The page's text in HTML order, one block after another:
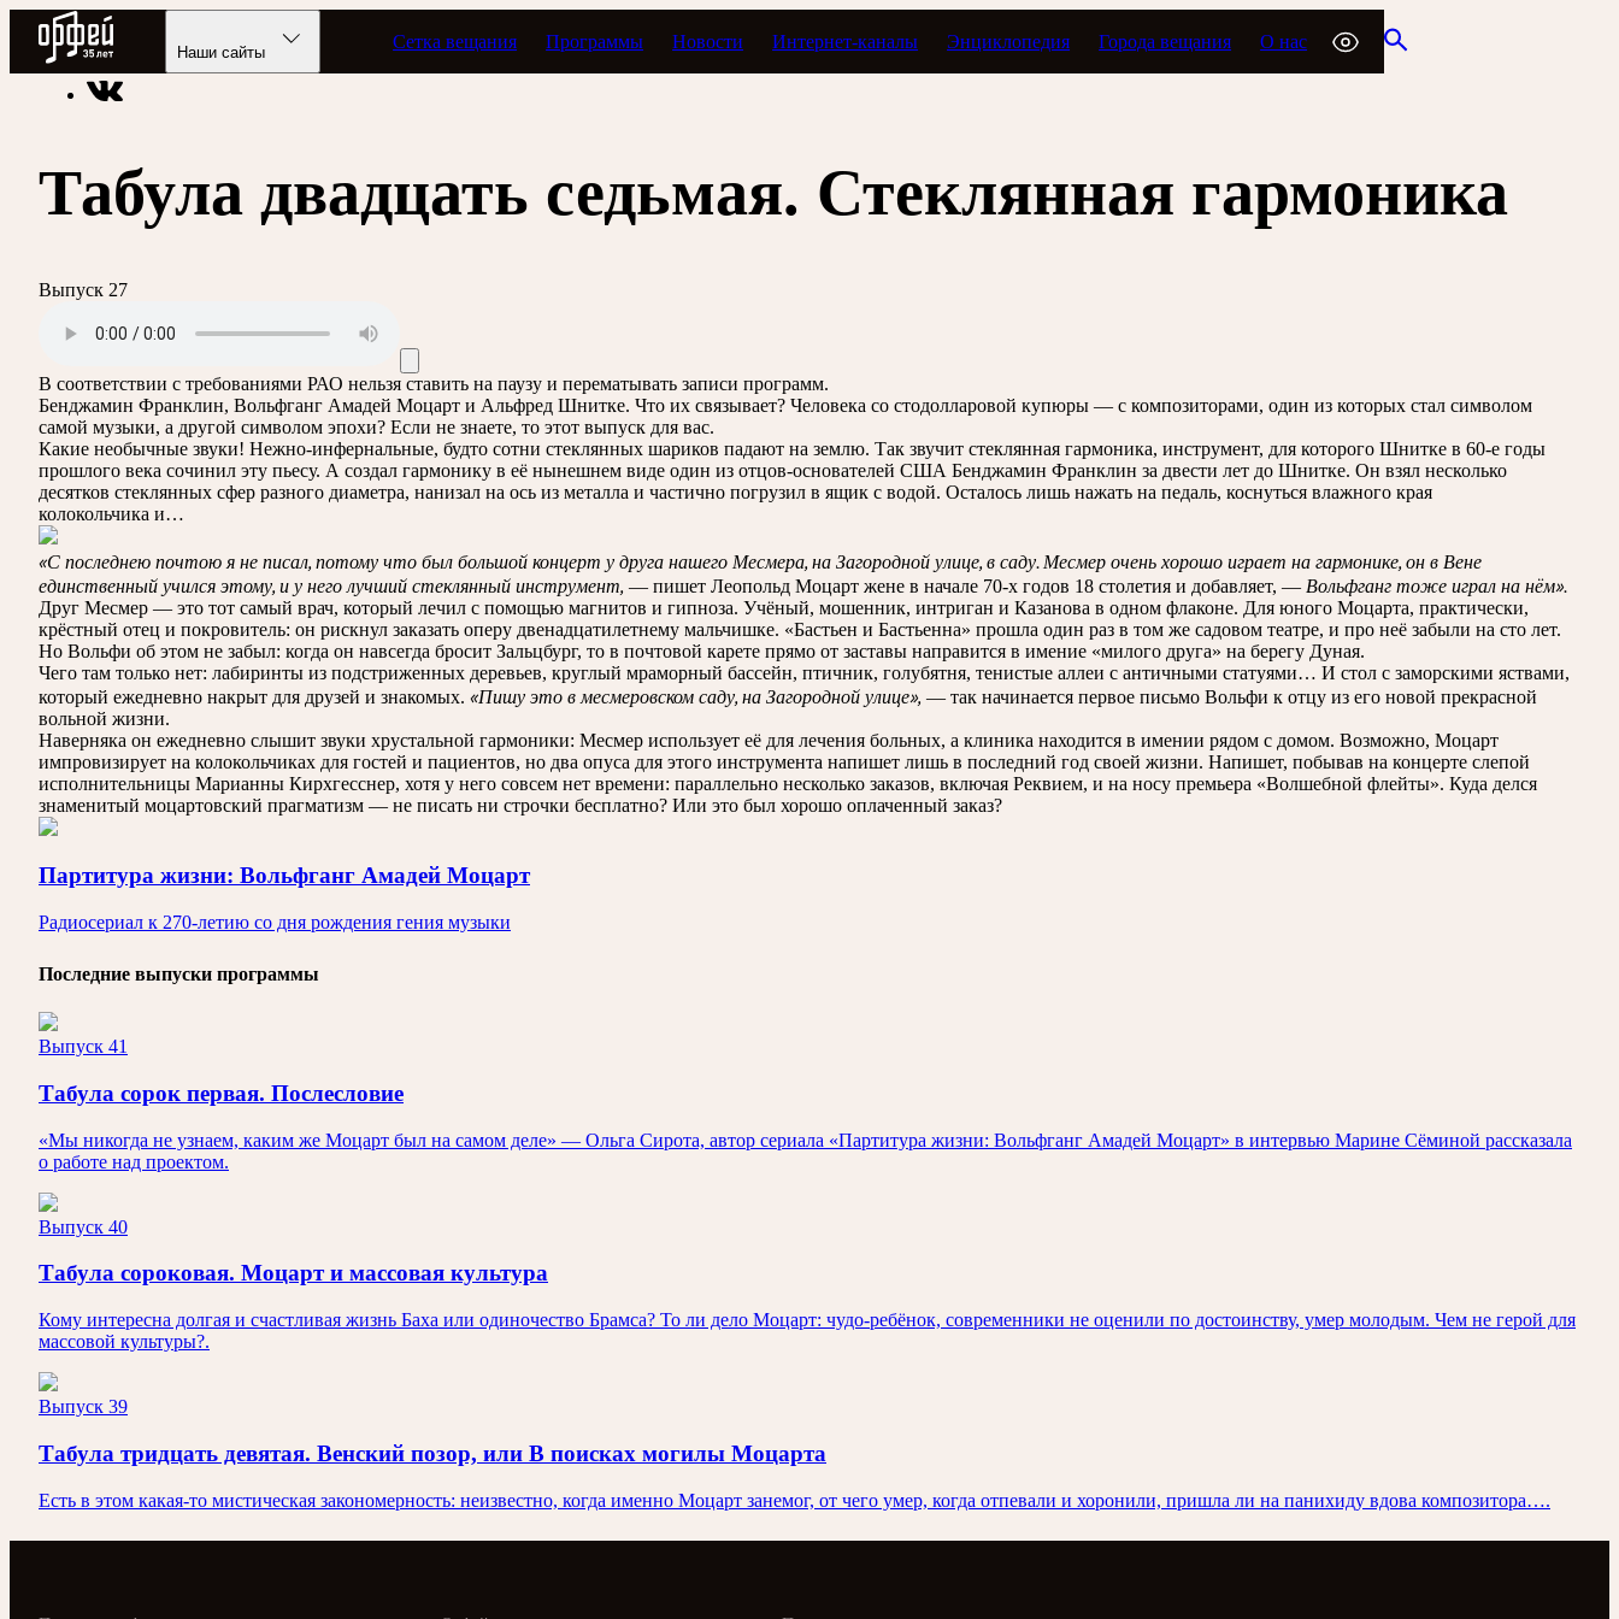
Радио Орфей
Наши сайты
Сетка вещания Программы Новости Интернет-каналы Энциклопедия Города вещания О нас
Радио классической музыки «Орфей» Программы в эфире Партитура жизни: Вольфганг Амадей Моцарт
Табула двадцать седьмая. Стеклянная гармоника
Выпуск 27
В соответствии с требованиями РАО нельзя ставить на паузу и перематывать записи программ.
Бенджамин Франклин, Вольфганг Амадей Моцарт и Альфред Шнитке. Что их связывает? Человека со стодолларовой купюры — с композиторами, один из которых стал символом
самой музыки, а другой символом эпохи? Если не знаете, то этот выпуск для вас.
Какие необычные звуки! Нежно-инфернальные, будто сотни стеклянных шариков падают на землю. Так звучит стеклянная гармоника, инструмент, для которого Шнитке в 60-е годы
прошлого века сочинил эту пьесу. А создал гармонику в её нынешнем виде один из отцов-основателей США Бенджамин Франклин за двести лет до Шнитке. Он взял несколько
десятков стеклянных сфер разного диаметра, нанизал на ось из металла и частично погрузил в ящик с водой. Осталось лишь нажать на педаль, коснуться влажного края
колокольчика и…
«С последнею почтою я не писал, потому что был большой концерт у друга нашего Месмера, на Загородной улице, в саду. Месмер очень хорошо играет на гармонике, он в Вене
единственный учился этому, и у него лучший стеклянный инструмент, — пишет Леопольд Моцарт жене в начале 70-х годов 18 столетия и добавляет, — Вольфганг тоже играл на нём».
Друг Месмер — это тот самый врач, который лечил с помощью магнитов и гипноза. Учёный, мошенник, интриган и Казанова в одном флаконе. Для юного Моцарта, практически,
крёстный отец и покровитель: он рискнул заказать оперу двенадцатилетнему мальчишке. «Бастьен и Бастьенна» прошла один раз в том же садовом театре, и про неё забыли на сто лет.
Но Вольфи об этом не забыл: когда он навсегда бросит Зальцбург, то в почтовой карете прямо от заставы направится в имение «милого друга» на берегу Дуная.
Чего там только нет: лабиринты из подстриженных деревьев, круглый мраморный бассейн, птичник, голубятня, тенистые аллеи с античными статуями… И стол с заморскими яствами,
который ежедневно накрыт для друзей и знакомых. «Пишу это в месмеровском саду, на Загородной улице», — так начинается первое письмо Вольфи к отцу из его новой прекрасной
вольной жизни.
Наверняка он ежедневно слышит звуки хрустальной гармоники: Месмер использует её для лечения больных, а клиника находится в имении рядом с домом. Возможно, Моцарт
импровизирует на колокольчиках для гостей и пациентов, но два опуса для этого инструмента напишет лишь в последний год своей жизни. Напишет, побывав на концерте слепой
исполнительницы Марианны Кирхгесснер, хотя у него совсем нет времени: параллельно несколько заказов, включая Реквием, и на носу премьера «Волшебной флейты». Куда делся
знаменитый моцартовский прагматизм — не писать ни строчки бесплатно? Или это был хорошо оплаченный заказ?
Партитура жизни: Вольфганг Амадей Моцарт
Радиосериал к 270-летию со дня рождения гения музыки
Последние выпуски программы
Выпуск 41
Табула сорок первая. Послесловие
«Мы никогда не узнаем, каким же Моцарт был на самом деле» — Ольга Сирота, автор сериала «Партитура жизни: Вольфганг Амадей Моцарт» в интервью Марине Сёминой рассказала
о работе над проектом.
Выпуск 40
Табула сороковая. Моцарт и массовая культура
Кому интересна долгая и счастливая жизнь Баха или одиночество Брамса? То ли дело Моцарт: чудо-ребёнок, современники не оценили по достоинству, умер молодым. Чем не герой для
массовой культуры?.
Выпуск 39
Табула тридцать девятая. Венский позор, или В поисках могилы Моцарта
Есть в этом какая-то мистическая закономерность: неизвестно, когда именно Моцарт занемог, от чего умер, когда отпевали и хоронили, пришла ли на панихиду вдова композитора….